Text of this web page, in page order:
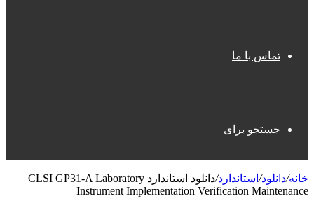
تماس با ما
جستجو برای
خانه/دانلود/ استاندارد/
دانلود استاندارد CLSI GP31-A Laboratory
Instrument Implementation Verification Maintenance